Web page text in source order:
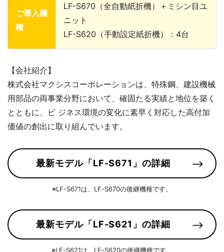
ご導入機
種
LF-S670（全自動紙折機）＋ミシン目ユ
ニット
LF-S620（手動設定紙折機）：4台
【会社紹介】
株式会社マクシスコーポレーションは、特殊鋼、建設機械
⽤部品の両事業分野において、確固たる実績と地位を築く
とともに、ビ ジネス環境の変化に素早く対応した⾼付加
価値の創出に取り組んでいます。
最新モデル「LF-S671」の詳細
※LF-S671は、LF-S670の後継機種です。
最新モデル「LF-S621」の詳細
※LF-S621は、LF-S620の後継機種です。